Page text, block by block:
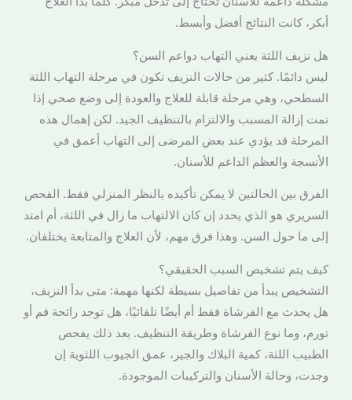
أبكر، كانت النتائج أفضل وأبسط.
هل نزيف اللثة يعني التهاب دواعم السن؟
ليس دائمًا. كثير من حالات النزيف تكون في مرحلة التهاب اللثة
السطحي، وهي مرحلة قابلة للعلاج والعودة إلى وضع صحي إذا
تمت إزالة المسبب والالتزام بالتنظيف الجيد. لكن إهمال هذه
المرحلة قد يؤدي عند بعض المرضى إلى التهاب أعمق في
الأنسجة والعظم الداعم للأسنان.
الفرق بين الحالتين لا يمكن تأكيده بالنظر المنزلي فقط. الفحص
السريري هو الذي يحدد إن كان الالتهاب ما زال في اللثة، أم امتد
إلى ما حول السن. وهذا فرق مهم، لأن العلاج والمتابعة يختلفان.
كيف يتم تشخيص السبب الحقيقي؟
التشخيص يبدأ من تفاصيل بسيطة لكنها مهمة: متى بدأ النزيف،
هل يحدث مع الفرشاة فقط أم أيضًا تلقائيًا، هل توجد رائحة فم أو
تورم، وما نوع الفرشاة وطريقة التنظيف. بعد ذلك يفحص
الطبيب اللثة، كمية البلاك والجير، عمق الجيوب اللثوية إن
وجدت، وحالة الأسنان والتركيبات الموجودة.